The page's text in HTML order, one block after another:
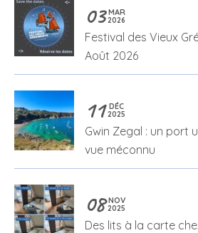
03 MAR
2026
Festival des Vieux
Août 2026
11 DÉC
2025
Gwin Zegal : un port
vue méconnu
08 NOV
2025
Des lits à la carte